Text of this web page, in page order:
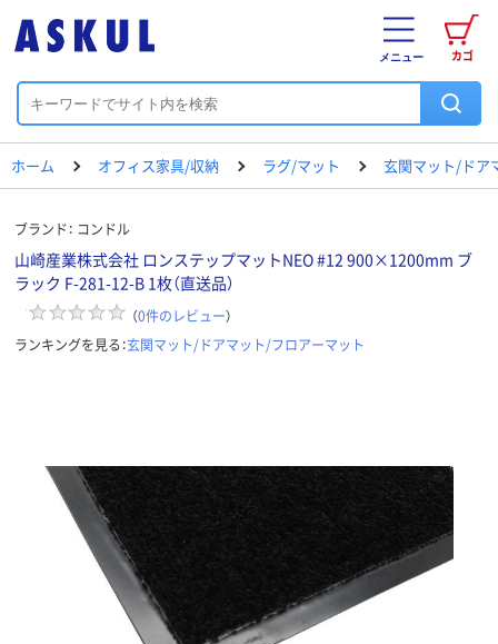
カゴ
メニュー
ホーム オフィス家具/収納 ラグ/マット 玄関マット/ドア
ブランド： コンドル
山崎産業株式会社 ロンステップマットNEO #12 900×1200mm ブ
ラック F-281-12-B 1枚（直送品）
（0件のレビュー）
ランキングを見る：玄関マット/ドアマット/フロアーマット